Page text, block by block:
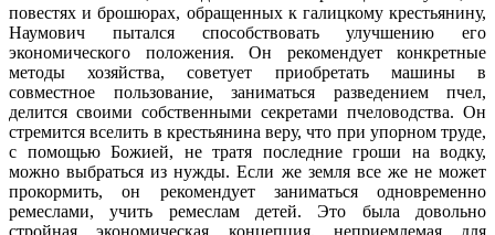
повестях и брошюрах, обращенных к галицкому крестьянину,
Наумович пытался способствовать улучшению его
экономического положения. Он рекомендует конкретные
методы хозяйства, советует приобретать машины в
совместное пользование, заниматься разведением пчел,
делится своими собственными секретами пчеловодства. Он
стремится вселить в крестьянина веру, что при упорном труде,
с помощью Божией, не тратя последние гроши на водку,
можно выбраться из нужды. Если же земля все же не может
прокормить, он рекомендует заниматься одновременно
ремеслами, учить ремеслам детей. Это была довольно
стройная экономическая концепция, неприемлемая для